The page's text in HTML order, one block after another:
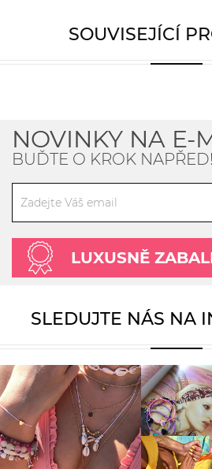
SOUVISEJÍCÍ
NOVINKY NA E-
BUĎTE O KROK NAPŘED!
LUXUSNĚ
SLEDUJTE NÁS NA